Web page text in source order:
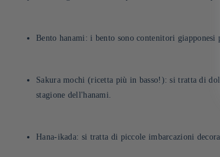
Bento hanami: i bento sono contenitori
Sakura mochi (ricetta più in basso!): si tratta di
stagione dell'hanami.
Hana-ikada: si tratta di piccole imbarcazioni